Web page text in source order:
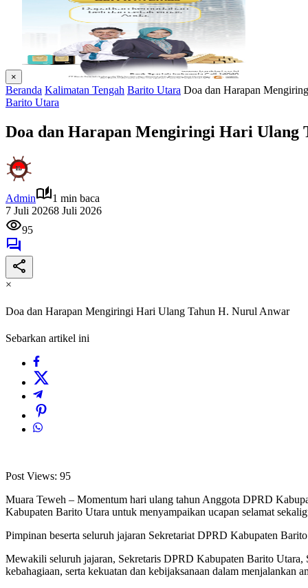
×
Beranda Kalimatan Tengah Barito Utara Doa dan Harapan
Barito Utara
Doa dan Harapan Mengiringi Hari Ulang
Admin
1 min baca
7 Juli 20268 Juli 2026
95
×
Doa dan Harapan Mengiringi Hari Ulang Tahun H. Nurul Anwar
Sebarkan artikel ini
Post Views: 95
Muara Teweh – Momentum hari ulang tahun Anggota DPRD
Kabupaten Barito Utara untuk menyampaikan ucapan selamat
Pimpinan beserta seluruh jajaran Sekretariat DPRD Kabupaten
Mewakili seluruh jajaran, Sekretaris DPRD Kabupaten Barito
kebahagiaan, serta kekuatan dan kebijaksanaan dalam menjalankan